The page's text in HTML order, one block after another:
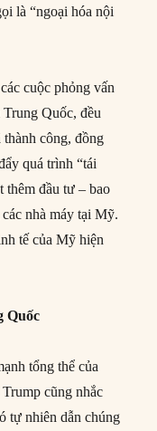
là “ngoại hóa nội
cuộc phỏng vấn
Quốc, đều
thành công, đồng
quá trình “tái
thêm đầu tư – bao
nhà máy tại Mỹ.
tế của Mỹ hiện
Quốc
tổng thể của
cũng nhắc
tự nhiên dẫn chúng